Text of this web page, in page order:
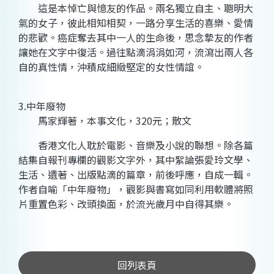
這是本悼亡與憶友的作品。兩名獨立自主、聰明大
氣的女子，彼此相知相契，一路分享生活的喜樂、愛情
的悲歡。癌症奪去其中一人的生命後，思念摯友的作者
讓她在文字中復活。過往點滴涓涓如河，流瀉出兩人各
自的真性情，沖積成細緻堅定的女性情誼。
3.中年廢物
馬家輝著，本事文化，320元；散文
香港文化人耽於電影、音樂及小說的聯想。除各篇
結集自報刊專欄的觀影文字外，其中絮論張愛玲文學、
生活、遺著、出版點滴的篇章，前後呼應，自成一輯。
作者自喻「中年廢物」，觀影與書寫如同利用軟體將照
片重置色彩、改頭換面，於流光歲月中自得其樂。
回列表頁